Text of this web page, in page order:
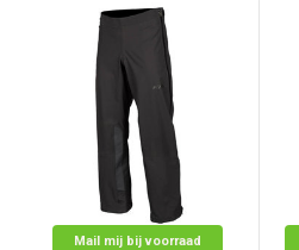
Mail mij bij voorraad